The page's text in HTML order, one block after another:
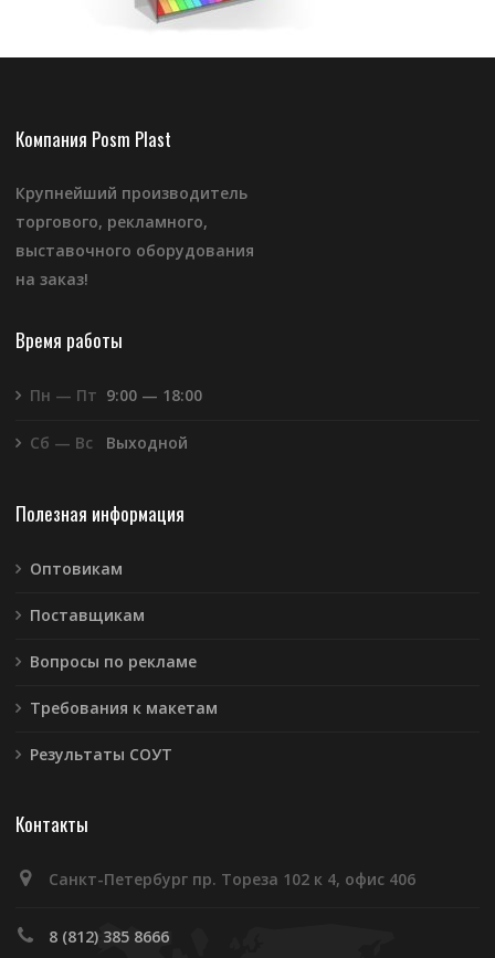
Компания Posm Plast
Крупнейший производитель
торгового, рекламного,
выставочного оборудования
на заказ!
Время работы
Пн — Пт 9:00 — 18:00
Сб — Вс Выходной
Полезная информация
Оптовикам
Поставщикам
Вопросы по рекламе
Требования к макетам
Результаты СОУТ
Контакты
Санкт-Петербург пр. Тореза 102 к 4, офис 406
8 (812) 385 8666